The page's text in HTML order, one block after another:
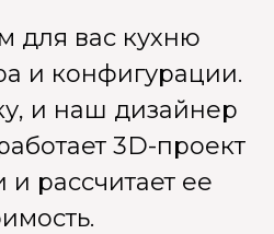
для вас кухню
и конфигурации.
и наш дизайнер
3D-проект
рассчитает ее